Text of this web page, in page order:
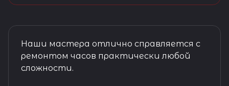
Наши мастера отлично справляется с
ремонтом часов практически любой
сложности.